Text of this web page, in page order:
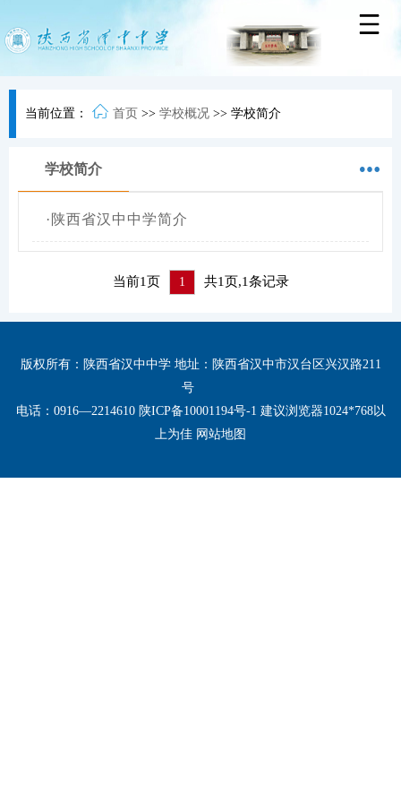
当前位置： 首页 >> 学校概况 >> 学校简介
学校简介
· 陕西省汉中中学简介
当前1页 1 共1页,1条记录
版权所有：陕西省汉中中学 地址：陕西省汉中市汉台区兴汉路211
号
电话：0916—2214610 陕ICP备10001194号-1 建议浏览器1024*768以
上为佳 网站地图